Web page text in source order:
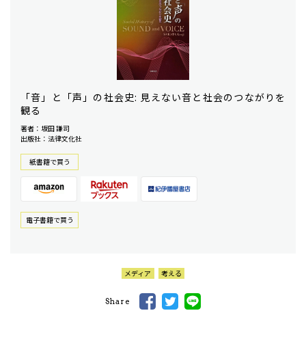
「音」と「声」の社会史: 見えない音と社会のつながりを
観る
著者：坂田 謙司
出版社：法律文化社
紙書籍で買う
電⼦書籍で買う
メディア 考える
Share